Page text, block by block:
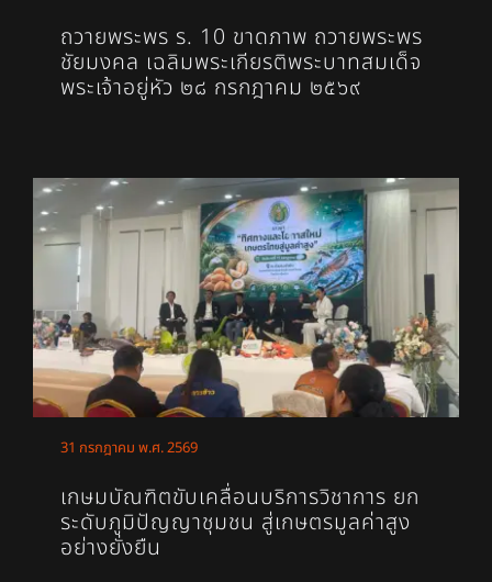
ถวายพระพร ร. 10 ขาดภาพ ถวายพระพร
ชัยมงคล เฉลิมพระเกียรติพระบาทสมเด็จ
พระเจ้าอยู่หัว ๒๘ กรกฎาคม ๒๕๖๙
31 กรกฎาคม พ.ศ. 2569
เกษมบัณฑิตขับเคลื่อนบริการวิชาการ ยก
ระดับภูมิปัญญาชุมชน สู่เกษตรมูลค่าสูง
อย่างยั่งยืน